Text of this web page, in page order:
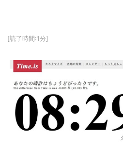
スクとして数億PV事業に
注力中。
[読了時間:1分]
VR/AR
特集
Block Data Bank